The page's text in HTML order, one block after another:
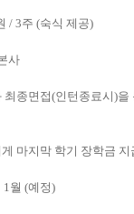
/ 3주 (숙식 제공)
사
최종면접(인턴종료시)을
마지막 학기 장학금 지
1월 (예정)